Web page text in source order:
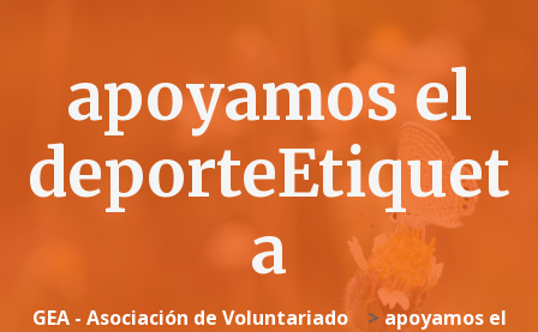
apoyamos el
deporteEtiquet
a
GEA - Asociación de Voluntariado > apoyamos el